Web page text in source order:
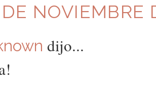
NOVIEMBRE
dijo...